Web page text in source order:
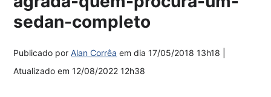
sedan-completo
Publicado porAlan Corrêa em dia17/05/2018 13h18
Atualizado em12/08/2022 12h38